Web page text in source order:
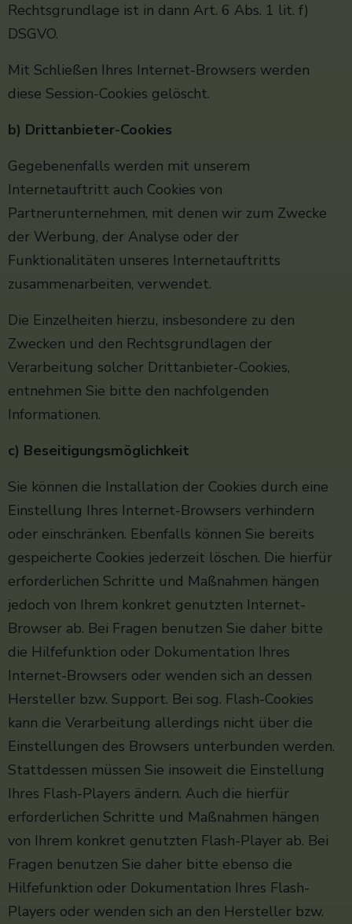
Rechtsgrundlage ist in dann Art. 6 Abs. 1 lit. f)
DSGVO.
Mit Schließen Ihres Internet-Browsers werden
diese Session-Cookies gelöscht.
b) Drittanbieter-Cookies
Gegebenenfalls werden mit unserem
Internetauftritt auch Cookies von
Partnerunternehmen, mit denen wir zum Zwecke
der Werbung, der Analyse oder der
Funktionalitäten unseres Internetauftritts
zusammenarbeiten, verwendet.
Die Einzelheiten hierzu, insbesondere zu den
Zwecken und den Rechtsgrundlagen der
Verarbeitung solcher Drittanbieter-Cookies,
entnehmen Sie bitte den nachfolgenden
Informationen.
c) Beseitigungsmöglichkeit
Sie können die Installation der Cookies durch eine
Einstellung Ihres Internet-Browsers verhindern
oder einschränken. Ebenfalls können Sie bereits
gespeicherte Cookies jederzeit löschen. Die hierfür
erforderlichen Schritte und Maßnahmen hängen
jedoch von Ihrem konkret genutzten Internet-
Browser ab. Bei Fragen benutzen Sie daher bitte
die Hilfefunktion oder Dokumentation Ihres
Internet-Browsers oder wenden sich an dessen
Hersteller bzw. Support. Bei sog. Flash-Cookies
kann die Verarbeitung allerdings nicht über die
Einstellungen des Browsers unterbunden werden.
Stattdessen müssen Sie insoweit die Einstellung
Ihres Flash-Players ändern. Auch die hierfür
erforderlichen Schritte und Maßnahmen hängen
von Ihrem konkret genutzten Flash-Player ab. Bei
Fragen benutzen Sie daher bitte ebenso die
Hilfefunktion oder Dokumentation Ihres Flash-
Players oder wenden sich an den Hersteller bzw.